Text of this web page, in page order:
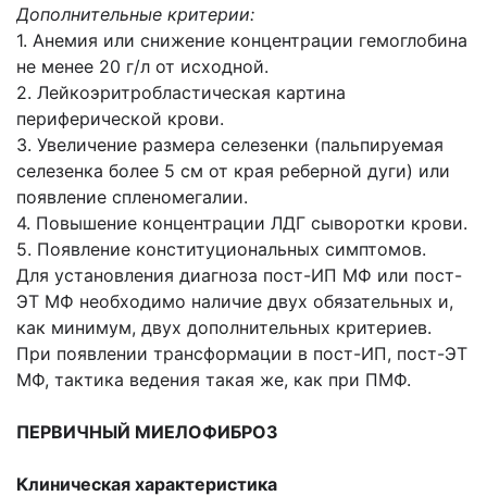
Дополнительные критерии:
1. Анемия или снижение концентрации гемоглобина
не менее 20 г/л от исходной.
2. Лейкоэритробластическая картина
периферической крови.
3. Увеличение размера селезенки (пальпируемая
селезенка более 5 см от края реберной дуги) или
появление спленомегалии.
4. Повышение концентрации ЛДГ сыворотки крови.
5. Появление конституциональных симптомов.
Для установления диагноза пост-ИП МФ или пост-
ЭТ МФ необходимо наличие двух обязательных и,
как минимум, двух дополнительных критериев.
При появлении трансформации в пост-ИП, пост-ЭТ
МФ, тактика ведения такая же, как при ПМФ.
ПЕРВИЧНЫЙ МИЕЛОФИБРОЗ
Клиническая характеристика